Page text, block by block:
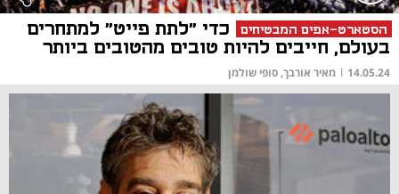
הסטארט-אפים המבטיחים
כדי "לתת פייט" למתחרים
בעולם, חייבים להיות טובים מהטובים ביותר
14.05.24
| מאיר אורבך, סופי שולמן